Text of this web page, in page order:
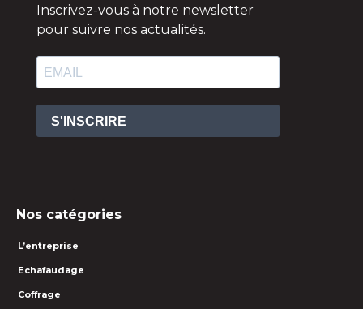
Inscrivez-vous à notre newsletter
pour suivre nos actualités.
S'INSCRIRE
Nos catégories
L’entreprise
Echafaudage
Coffrage